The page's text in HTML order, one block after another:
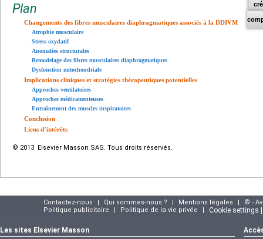
Plan
Changements des fibres musculaires diaphragmatiques associés à la DDIVM
Atrophie musculaire
Stress oxydatif
Anomalies structurales
Remodelage des fibres musculaires diaphragmatiques
Dysfonction mitochondriale
Implications cliniques et stratégies thérapeutiques potentielles
Approches ventilatoires
Approches médicamenteuses
Entraînement des muscles inspiratoires
Conclusion
Liens d’intérêts
© 2013 Elsevier Masson SAS. Tous droits réservés.
Contactez-nous Qui sommes-nous ? Mentions légales
© -
Politique publicitaire
Politique de la vie privée Cookie settings
Les sites Elsevier Masson